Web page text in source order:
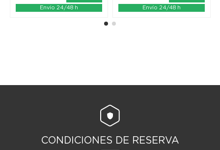
Envío 24/48 h Envío 24/48 h
CONDICIONES DE RESERVA